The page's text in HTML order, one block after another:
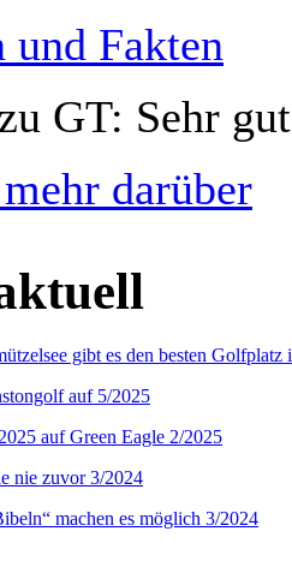
Fakten
GT: Sehr
darüber
gibt es den besten
auf 5/2025
auf Green Eagle 2/2025
nie zuvor 3/2024
machen es möglich 3/2024